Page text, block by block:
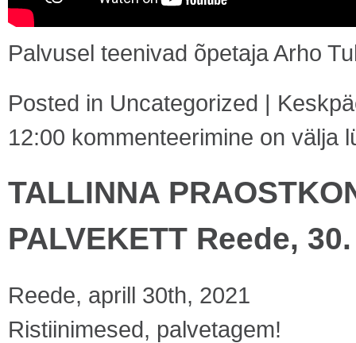
Palvusel teenivad õpetaja Arho
Posted in Uncategorized |
12:00 kommenteerimine on välja
TALLINNA
PALVEKETT Reede,
Reede, aprill 30th, 2021
Ristiinimesed, palvetagem!